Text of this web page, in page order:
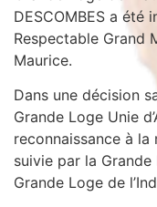
DESCOMBES a été
Respectable Grand
Maurice.
Dans une décision
Grande Loge Unie
reconnaissance à la
suivie par la
Grande Loge de